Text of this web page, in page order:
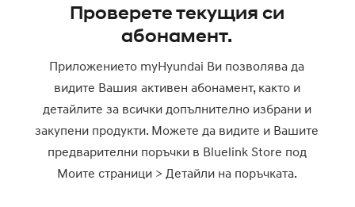
Проверете текущия си
абонамент.
Приложението myHyundai Ви позволява да
видите Вашия активен абонамент, както и
детайлите за всички допълнително избрани и
закупени продукти. Можете да видите и Вашите
предварителни поръчки в Bluelink Store под
Моите страници > Детайли на поръчката.